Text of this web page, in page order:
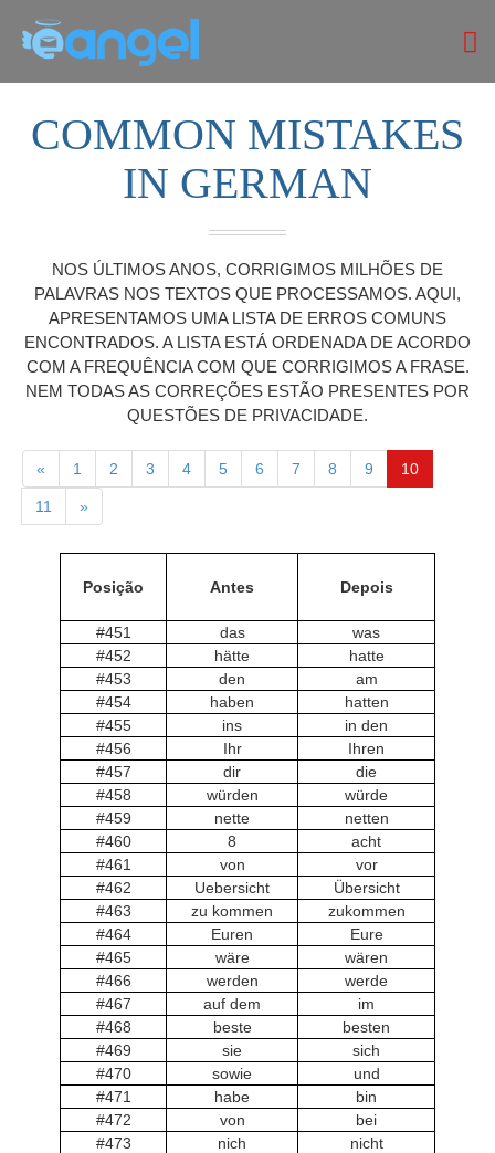
COMMON MISTAKES
IN GERMAN
NOS ÚLTIMOS ANOS, CORRIGIMOS MILHÕES DE
PALAVRAS NOS TEXTOS QUE PROCESSAMOS. AQUI,
APRESENTAMOS UMA LISTA DE ERROS COMUNS
ENCONTRADOS. A LISTA ESTÁ ORDENADA DE ACORDO
COM A FREQUÊNCIA COM QUE CORRIGIMOS A FRASE.
NEM TODAS AS CORREÇÕES ESTÃO PRESENTES POR
QUESTÕES DE PRIVACIDADE.
« 1 2 3 4 5 6 7 8 9 10
11 »
Posição Antes Depois
#451 das
was
#452
hätte
hatte
#453
den
am
#454
haben
hatten
#455
ins
in den
#456
Ihr
Ihren
#457
dir
die
#458
würden
würde
#459
nette
netten
#460
8
acht
#461
von
vor
#462
Uebersicht
Übersicht
#463
zu kommen
zukommen
#464
Euren
Eure
#465
wäre
wären
#466
werden
werde
#467
auf dem
im
#468
beste
besten
#469
sie
sich
#470
sowie
und
#471
habe
bin
#472
von
bei
#473
nich
nicht